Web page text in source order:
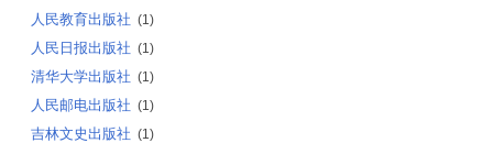
人民教育出版社 (1)
人民日报出版社 (1)
清华大学出版社 (1)
人民邮电出版社 (1)
吉林文史出版社 (1)